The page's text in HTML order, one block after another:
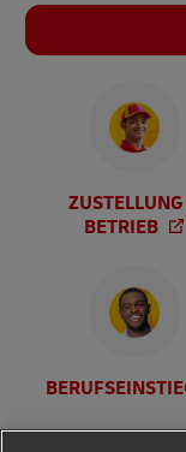
BETRIEB